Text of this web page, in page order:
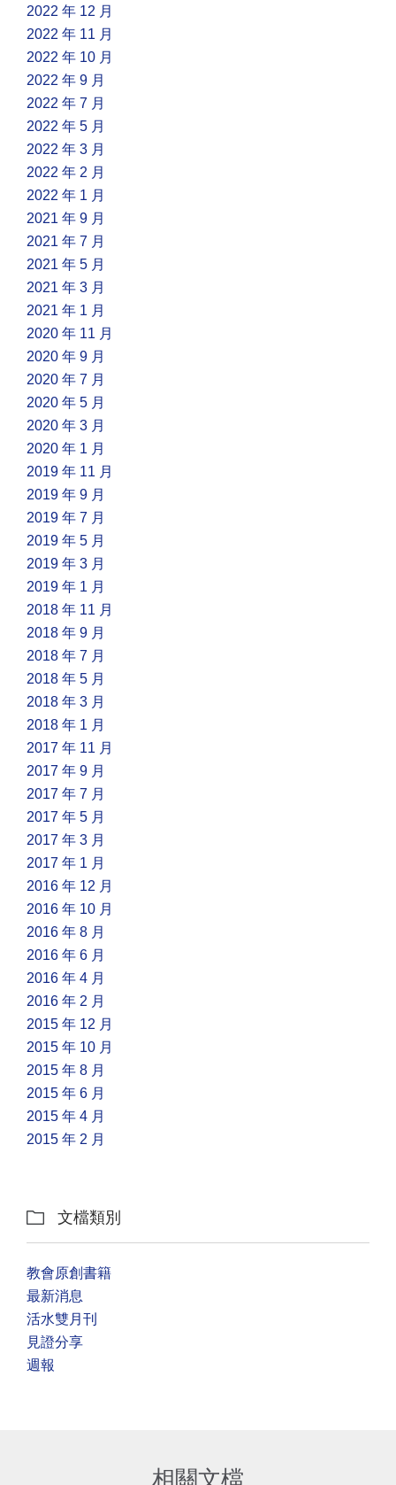
2022 年 12 月
2022 年 11 月
2022 年 10 月
2022 年 9 月
2022 年 7 月
2022 年 5 月
2022 年 3 月
2022 年 2 月
2022 年 1 月
2021 年 9 月
2021 年 7 月
2021 年 5 月
2021 年 3 月
2021 年 1 月
2020 年 11 月
2020 年 9 月
2020 年 7 月
2020 年 5 月
2020 年 3 月
2020 年 1 月
2019 年 11 月
2019 年 9 月
2019 年 7 月
2019 年 5 月
2019 年 3 月
2019 年 1 月
2018 年 11 月
2018 年 9 月
2018 年 7 月
2018 年 5 月
2018 年 3 月
2018 年 1 月
2017 年 11 月
2017 年 9 月
2017 年 7 月
2017 年 5 月
2017 年 3 月
2017 年 1 月
2016 年 12 月
2016 年 10 月
2016 年 8 月
2016 年 6 月
2016 年 4 月
2016 年 2 月
2015 年 12 月
2015 年 10 月
2015 年 8 月
2015 年 6 月
2015 年 4 月
2015 年 2 月
 文檔類別
教會原創書籍
最新消息
活水雙月刊
見證分享
週報
相關文檔